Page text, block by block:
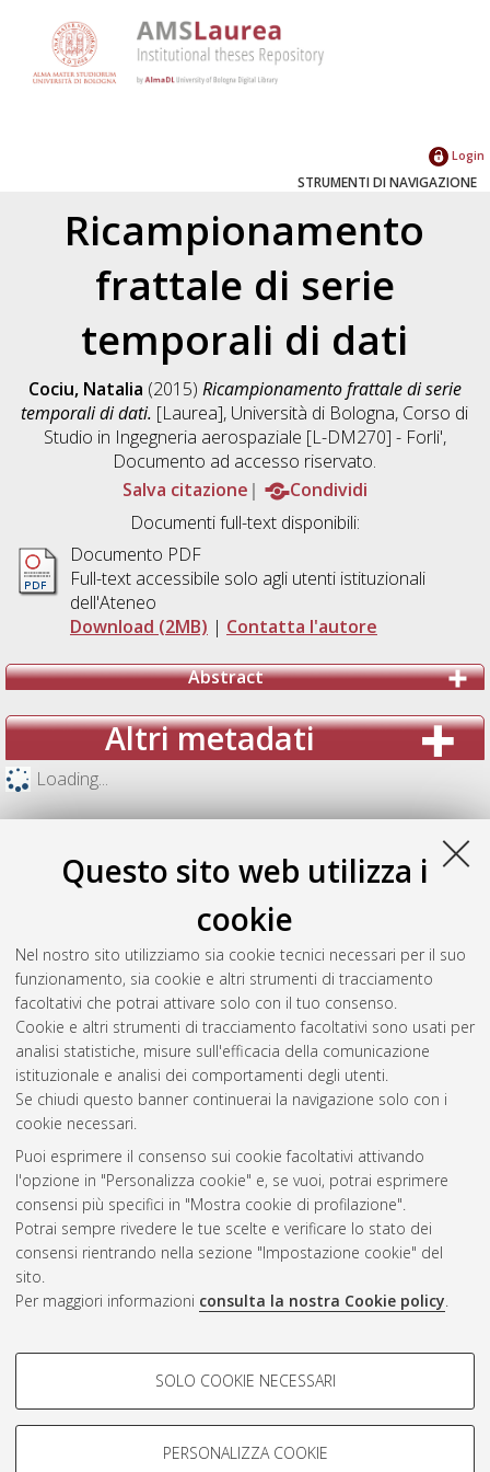
Questo sito web utilizza i
cookie
Nel nostro sito utilizziamo sia cookie tecnici necessari per il suo
funzionamento, sia cookie e altri strumenti di tracciamento
facoltativi che potrai attivare solo con il tuo consenso.
Cookie e altri strumenti di tracciamento facoltativi sono usati per
analisi statistiche, misure sull'efficacia della comunicazione
istituzionale e analisi dei comportamenti degli utenti.
Se chiudi questo banner continuerai la navigazione solo con i
cookie necessari.
Puoi esprimere il consenso sui cookie facoltativi attivando
l'opzione in "Personalizza cookie" e, se vuoi, potrai esprimere
consensi più specifici in "Mostra cookie di profilazione".
Potrai sempre rivedere le tue scelte e verificare lo stato dei
consensi rientrando nella sezione "Impostazione cookie" del
sito.
Per maggiori informazioni consulta la nostra Cookie policy.
COOKIE DI PROFILAZIONE -
Si tratta di cookie utilizzati per analizzare le caratteristiche della
navigazione degli utenti, creare profili in base al loro comportamento
SOLO COOKIE NECESSARI
PERSONALIZZA COOKIE
Login
STRUMENTI DI NAVIGAZIONE
Ricampionamento
frattale di serie
temporali di dati
Cociu, Natalia (2015) Ricampionamento frattale di serie
temporali di dati. [Laurea], Università di Bologna, Corso di
Studio in Ingegneria aerospaziale [L-DM270] - Forli',
Documento ad accesso riservato.
Salva citazione
Condividi
Documenti full-text disponibili:
Documento PDF
Full-text accessibile solo agli utenti istituzionali
dell'Ateneo
Download (2MB) | Contatta l'autore
Abstract
Altri metadati
Loading...
Gestione del documento:
Atom
Rss 1.0
Rss 2.0
AMS Laurea
Impostazioni Cookie
Informativa sulla privacy
Condizioni d’uso del sito